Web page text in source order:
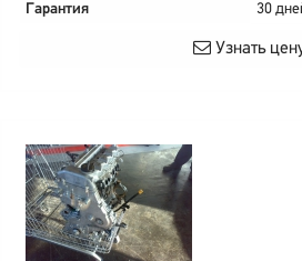
Гарантия
30
Узнать